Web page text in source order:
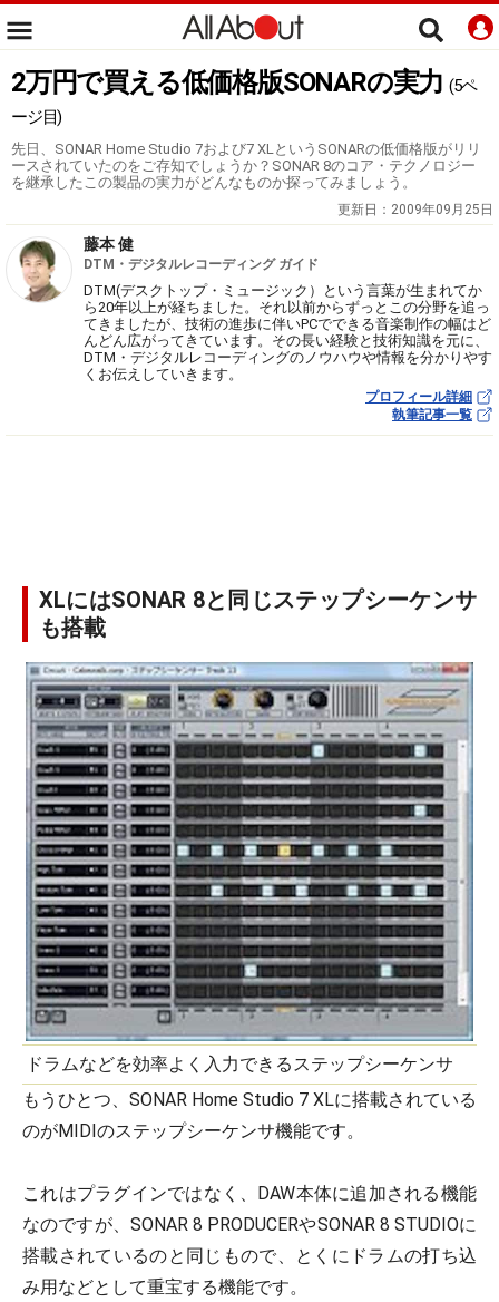
2万円で買える低価格版SONARの実力 (5ペ
ージ目)
先日、SONAR Home Studio 7および7 XLというSONARの低価格版がリリ
ースされていたのをご存知でしょうか？SONAR 8のコア・テクノロジー
を継承したこの製品の実力がどんなものか探ってみましょう。
更新日： 2009年09月25日
藤本 健
DTM・デジタルレコーディング ガイド
DTM(デスクトップ・ミュージック）という言葉が生まれてか
ら20年以上が経ちました。それ以前からずっとこの分野を追っ
てきましたが、技術の進歩に伴いPCでできる音楽制作の幅はど
んどん広がってきています。その長い経験と技術知識を元に、
DTM・デジタルレコーディングのノウハウや情報を分かりやす
くお伝えしていきます。
プロフィール詳細
執筆記事一覧
XLにはSONAR 8と同じステップシーケンサ
も搭載
ドラムなどを効率よく入力できるステップシーケンサ
もうひとつ、SONAR Home Studio 7 XLに搭載されている
のがMIDIのステップシーケンサ機能です。
これはプラグインではなく、DAW本体に追加される機能
なのですが、SONAR 8 PRODUCERやSONAR 8 STUDIOに
搭載されているのと同じもので、とくにドラムの打ち込
み用などとして重宝する機能です。